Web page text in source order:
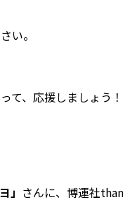
い。
て、応援しましょう！
」 さんに、博運社